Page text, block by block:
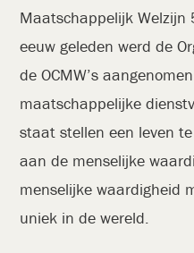
Maatschappelijk Welzijn
eeuw geleden werd de
de OCMW’s
maatschappelijke
staat stellen een leven
aan de menselijke
menselijke waardigheid
uniek in de wereld.